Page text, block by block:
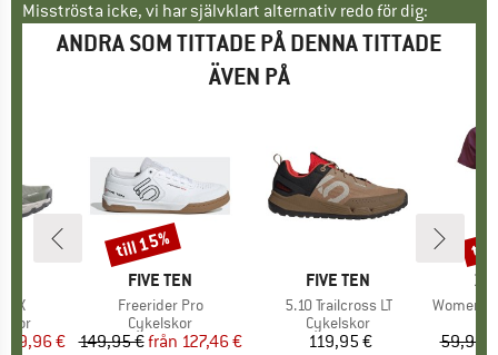
Misströsta icke, vi har självklart alternativ redo för dig:
ANDRA SOM TITTADE PÅ DENNA TITTADE
ÄVEN PÅ
pris
119,96 €
VARUMÄRKE
FIVE TEN
Produkter
Freerider Pro
Produktgrupp
Cykelskor
Pris
149,95 € Reducerat pris
från 127,46 €
Rabatt
till 15%
VARUMÄRKE
FIVE TEN
Produkter
5.10 Trailcross LT
Produktgrupp
Cykelskor
Pris
119,95 €
Produkter
Women's
59,95 €
till